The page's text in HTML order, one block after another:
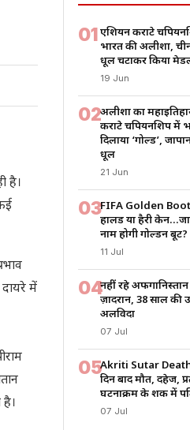
है।
में
01एशियन कराटे
भारत की अलीशा,
धूल चटाकर किया
19 Jun
02अलीशा का
कराटे चैंपियनशिप में
दिलाया ‘गोल्ड’,
धूल
21 Jun
03FIFA Golden Boot
हालैंड या हैरी
नाम होगी गोल्डन बूट?
11 Jul
04नहीं रहे
ज़ादरान, 38 साल की
अलविदा
07 Jul
05Akriti Sutar
दिन बाद मौत, दहेज,
घटनाक्रम के शक में
07 Jul